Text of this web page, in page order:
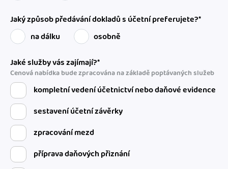
Jaký způsob předávání dokladů s účetní preferujete?*
na dálku
osobně
Jaké služby vás zajímají?*
Cenová nabídka bude zpracována na základě poptávaných služeb
kompletní vedení účetnictví nebo daňové evidence
sestavení účetní závěrky
zpracování mezd
příprava daňových přiznání